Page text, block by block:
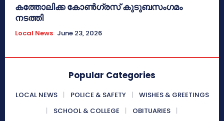
കത്തോലിക്ക കോൺഗ്രസ് കുടുബസംഗമം
നടത്തി
Local News June 23, 2026
Popular Categories
LOCAL NEWS POLICE & SAFETY
WISHES & GREETINGS
SCHOOL & COLLEGE
OBITUARIES